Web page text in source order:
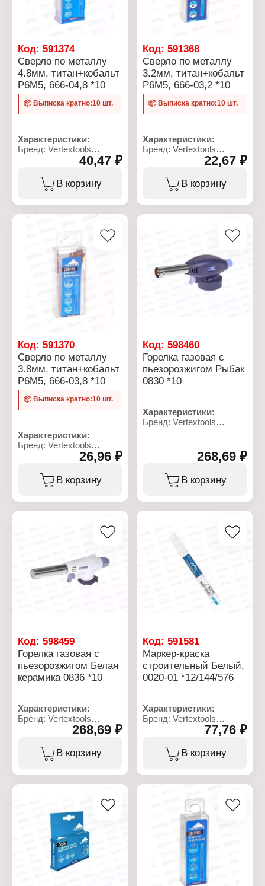
Код: 591374
Сверло по металлу
4.8мм, титан+кобальт
Р6М5, 666-04,8 *10
📦 Выписка кратно:10 шт.
Характеристики:
Бренд: Vertextools
Артикул: 666-04,8
Тип товара: Сверло
Назначение: по металлу
Диаметр: 4,8 мм
Рабочая длина: 55 мм
Форма хвостовика:
цилиндрический
хвостовик
Угол заточки: 118
40,47 ₽
В корзину
Код:591368
Сверло по металлу
3.2мм, титан+кобальт
Р6М5, 666-03,2 *10
📦 Выписка кратно:10 шт.
Характеристики:
Бренд: Vertextools
Артикул: 666-03,2
Тип товара: Сверло
Назначение: по металлу
Диаметр: 3,2 мм
Рабочая длина: 40 мм
Угол заточки: 118
градусов
22,67 ₽
В корзину
Код: 591370
Сверло по металлу
3.8мм, титан+кобальт
Р6М5, 666-03,8 *10
📦 Выписка кратно:10 шт.
Характеристики:
Бренд: Vertextools
Артикул: 666-03,8
Тип товара: Сверло
Назначение: по металлу
Диаметр: 3,8 мм
Рабочая длина: 50 мм
Угол заточки: 118
градусов
26,96 ₽
В корзину
Код:598460
Горелка газовая с
пьезорозжигом Рыбак
0830 *10
Характеристики:
Бренд: Vertextools
Конструкция: с
пьезорозжигом
Модель: "Рыбак"
бутан
Температура нагрева:
Регулятор уровня
Расход топлива: 80 г/ч
Соединение: цанговое
Габариты без упаковки:
65х170х50 мм
268,69 ₽
В корзину
Код: 598459
Горелка газовая с
пьезорозжигом Белая
керамика 0836 *10
Характеристики:
Бренд: Vertextools
Артикул: 0836
Тип товара: Горелка
Вид: газовая
Конструкция: с
Газовая смесь: изобутан,
пропан, бутан
Температура нагрева:
Регулятор уровня
пламени: есть
Расход топлива: 80 г/ч
Соединение: цанговое
268,69 ₽
В корзину
Код:591581
Маркер-краска
строительный Белый,
0020-01 *12/144/576
Характеристики:
Бренд: Vertextools
Артикул: 0020-01
Тип товара: Маркер
Вариация: краска
Назначение:
Толщина линии: 4 мм
Основа чернил:
масляная основа
Материал корпуса:
77,76 ₽
В корзину